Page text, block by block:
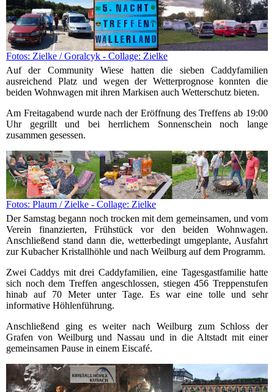
Fotos: Zielke / Goralcyk - Collage: Zielke
Auf der Community Wiese hatten die sieben Caddyfamilien
ausreichend Platz und wegen der Wetterprognose konnten die
beiden Wohnwagen mit ihren Markisen auch Wetterschutz bieten.
Am Freitagabend wurde nach der Eröffnung des Treffens ab 19:00
Uhr gegrillt und bei herrlichem Sonnenschein noch lange
zusammen gesessen.
Fotos: Plaum / Zielke - Collage: Zielke
Der Samstag begann noch trocken mit dem gemeinsamen, und vom
Verein finanzierten, Frühstück vor den beiden Wohnwagen.
Anschließend stand dann die, wetterbedingt umgeplante, Ausfahrt
zur Kubacher Kristallhöhle und nach Weilburg auf dem Programm.
Zwei Caddys mit drei Caddyfamilien, eine Tagesgastfamilie hatte
sich noch dem Treffen angeschlossen, stiegen 456 Treppenstufen
hinab auf 70 Meter unter Tage. Es war eine tolle und sehr
informative Höhlenführung.
Anschließend ging es weiter nach Weilburg zum Schloss der
Grafen von Weilburg und Nassau und in die Altstadt mit einer
gemeinsamen Pause in einem Eiscafé.